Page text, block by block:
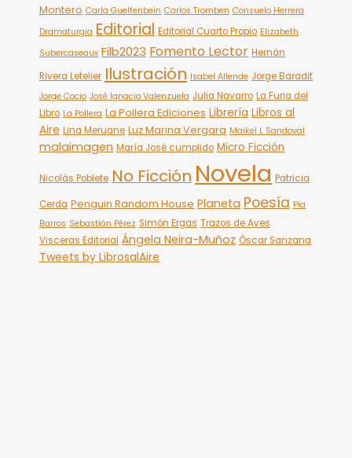
Montero Carla Guelfenbein Carlos Tromben Consuelo Herrera
Dramaturgia Editorial Editorial Cuarto Propio Elizabeth
Subercaseaux Filb2023 Fomento Lector Hernán
Rivera Letelier Ilustración Isabel Allende Jorge Baradit
Jorge Cocio José Ignacio Valenzuela Julia Navarro La Furia del
Libro La Pollera La Pollera Ediciones Librería Libros al
Aire Lina Meruane Luz Marina Vergara Maikel L Sandoval
malaimagen María José cumplido Micro Ficción
Nicolás Poblete No Ficción Novela Patricia
Cerda Penguin Random House Planeta Poesía Pía
Barros Sebastián Pérez Simón Ergas Trazos de Aves
Visceras Editorial Ángela Neira-Muñoz Óscar Sanzana
Tweets by LibrosalAire